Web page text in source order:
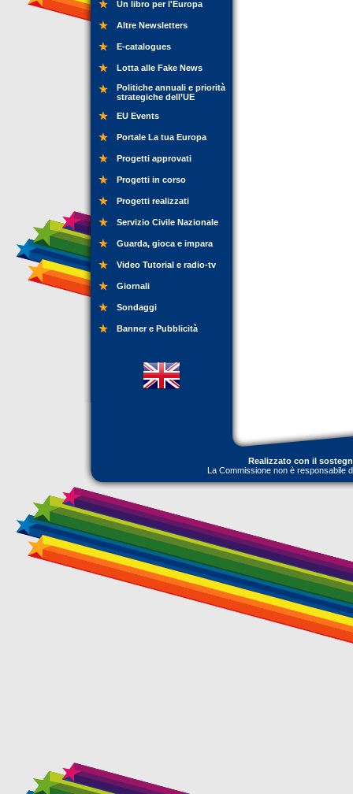
Un libro per l'Europa
Altre Newsletters
E-catalogues
Lotta alle Fake News
Politiche annuali e priorità
strategiche dell’UE
EU Events
Portale La tua Europa
Progetti approvati
Progetti in corso
Progetti realizzati
Servizio Civile Nazionale
Guarda, gioca e impara
Video Tutorial e radio-tv
Giornali
Sondaggi
Banner e Pubblicità
Realizzato con il
La Commissione non è responsabile